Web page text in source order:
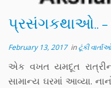
પ્રસંગકથાઓ.. –
February 13, 2017inટૂંકી
એક વખત યમદૂત
સામાન્ય ઘરમાં આવ્યા.